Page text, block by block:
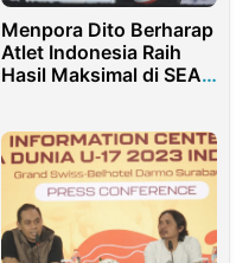
Menpora Dito Berharap
Atlet Indonesia Raih
Hasil Maksimal di SEA